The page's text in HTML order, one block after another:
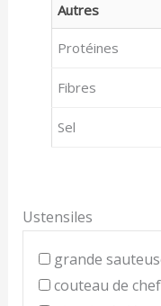
Autres
Protéines
Fibres
Sel
Ustensiles
grande
couteau de chef